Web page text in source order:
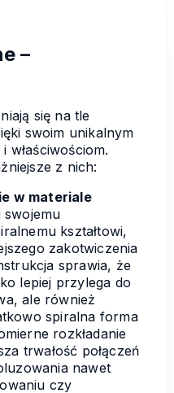
–
się na tle
swoim unikalnym
właściwościom.
z nich:
w materiale
swojemu
kształtowi,
zakotwiczenia
sprawia, że
lepiej przylega do
ale również
spiralna forma
rozkładanie
trwałość połączeń
nawet
czy